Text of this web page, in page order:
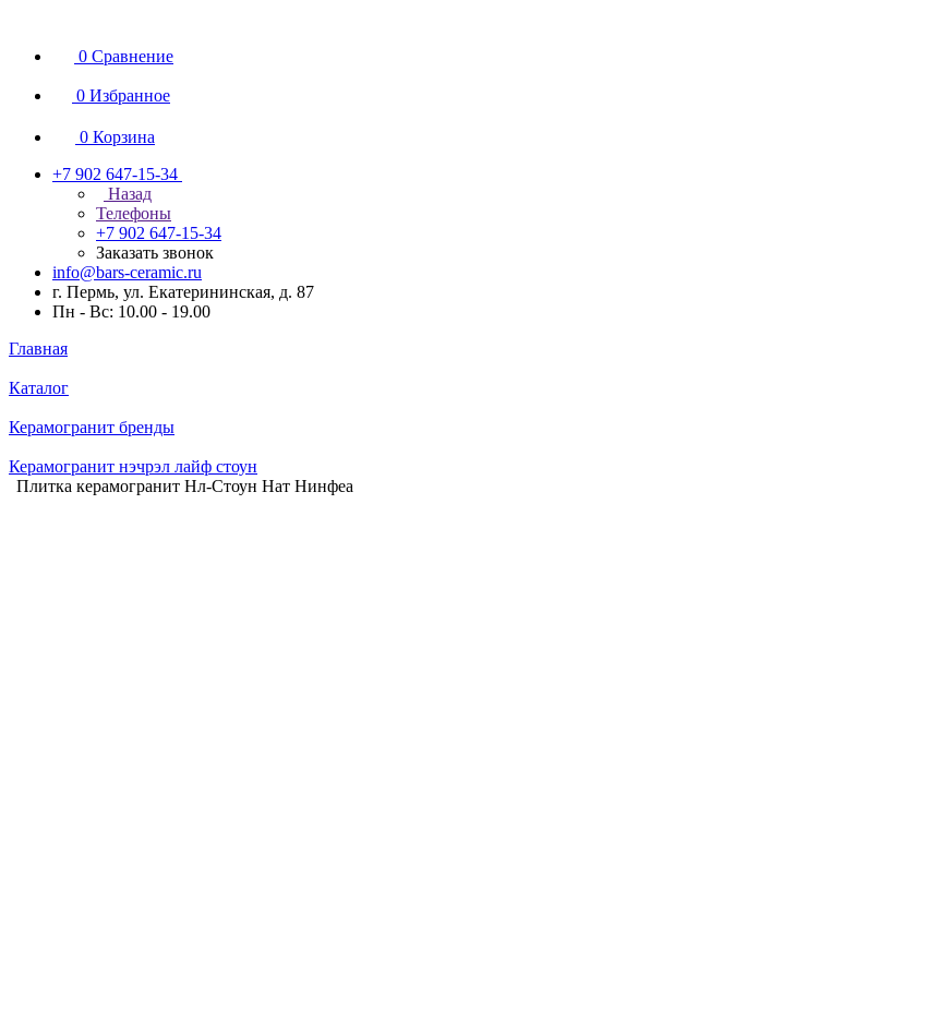
0 Сравнение
0 Избранное
0 Корзина
+7 902 647-15-34
Назад
Телефоны
+7 902 647-15-34
Заказать звонок
info@bars-ceramic.ru
г. Пермь, ул. Екатерининская, д. 87
Пн - Вс: 10.00 - 19.00
Главная
Каталог
Керамогранит бренды
Керамогранит нэчрэл лайф стоун
Плитка керамогранит Нл-Стоун Нат Нинфеа